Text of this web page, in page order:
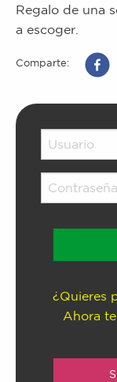
Regalo de una
a escoger.
Comparte:
¿Quieres
Ahora